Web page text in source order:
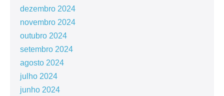
dezembro 2024
novembro 2024
outubro 2024
setembro 2024
agosto 2024
julho 2024
junho 2024